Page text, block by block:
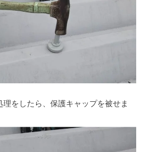
理をしたら、保護キャップを被せま